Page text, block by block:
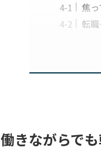
焦
転
働きながらで